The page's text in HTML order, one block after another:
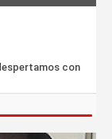
con